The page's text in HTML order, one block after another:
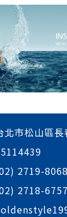
北市松山區
2719-8068
2718-6757